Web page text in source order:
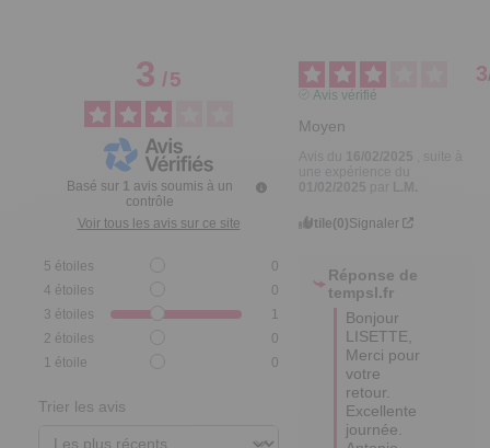
3/5
Basé sur 1 avis soumis à un
contrôle
Voir tous les avis sur ce site
5 étoiles
0
4 étoiles
0
3 étoiles
1
2 étoiles
0
1 étoile 0
Trier les avis
3
Avis vérifié
Moyen
16/02/2025
, suite à
une expérience du
01/02/2025
L.M.
Utile(0)Signaler
Réponse de
tempsl.fr
Bonjour
LISETTE,
Merci pour
votre
retour.
Excellente
journée.